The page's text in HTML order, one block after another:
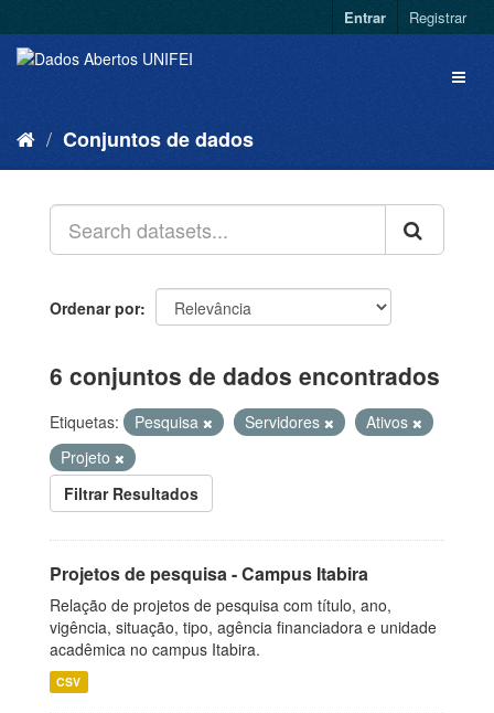
Entrar Registrar
Conjuntos de dados
Ordenar por
6 conjuntos de dados encontrados
Etiquetas: Pesquisa Servidores
Ativos
Projeto
Filtrar Resultados
Projetos de pesquisa - Campus Itabira
Relação de projetos de pesquisa com título, ano,
vigência, situação, tipo, agência financiadora e unidade
acadêmica no campus Itabira.
CSV